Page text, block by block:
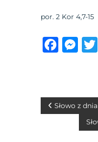
por. 2 Kor 4,7-15
F
b
M
n
g
N Słowo z